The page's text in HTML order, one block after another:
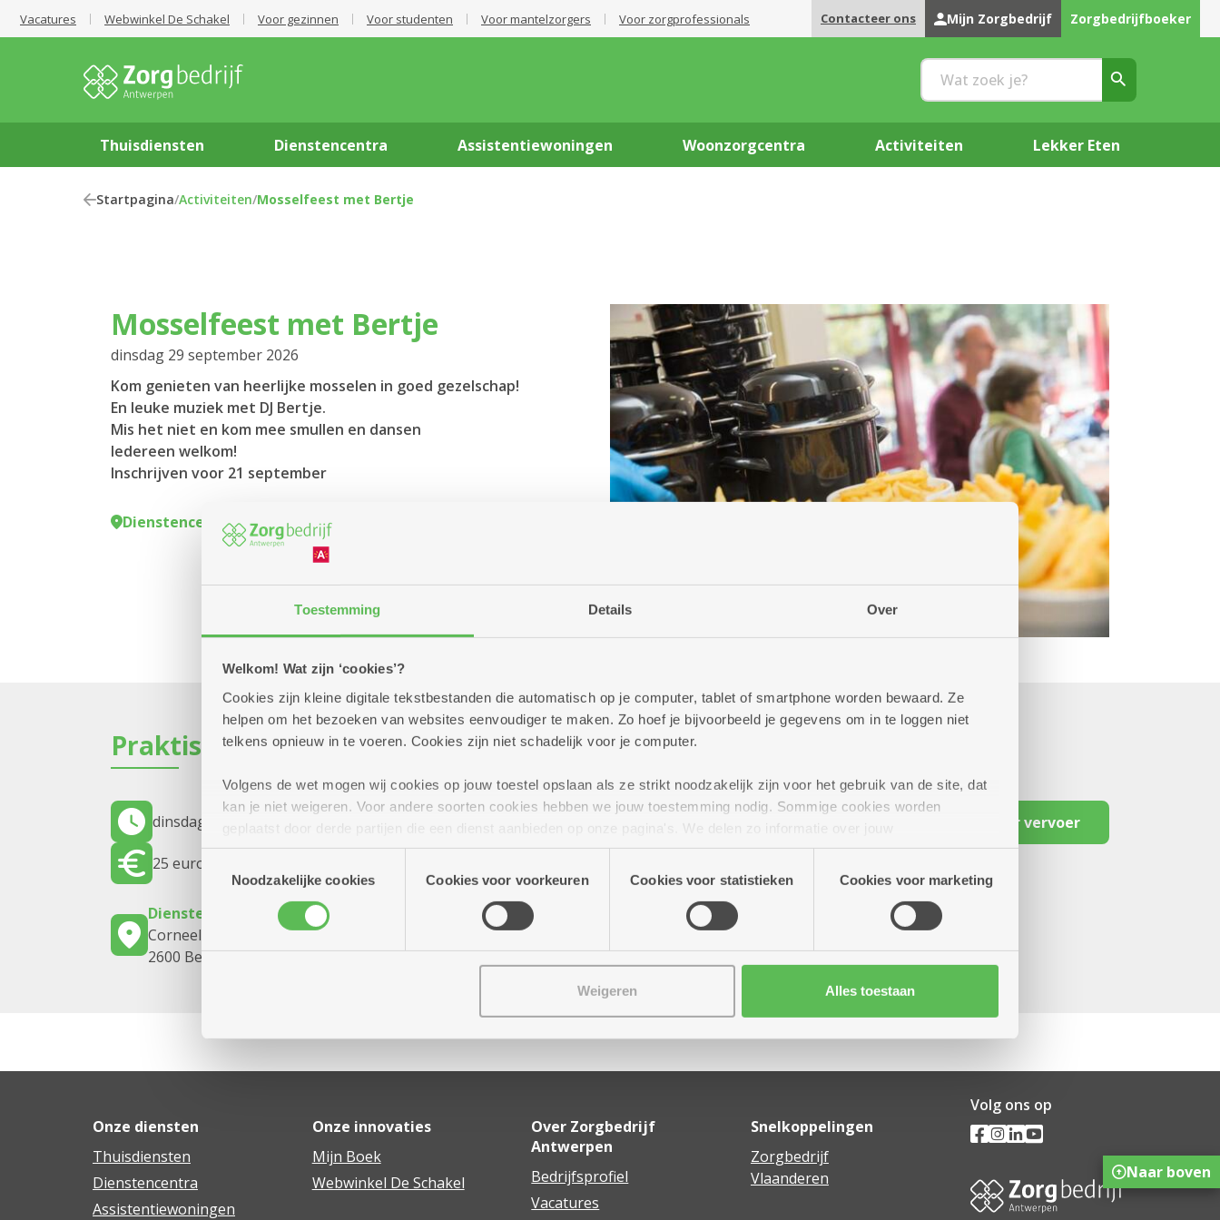
Toestemming Details Over
Welkom! Wat zijn ‘cookies’?
Cookies zijn kleine digitale tekstbestanden die automatisch op je computer, tablet of smartphone worden bewaard. Ze
helpen om het bezoeken van websites eenvoudiger te maken. Zo hoef je bijvoorbeeld je gegevens om in te loggen niet
telkens opnieuw in te voeren. Cookies zijn niet schadelijk voor je computer.
Volgens de wet mogen wij cookies op jouw toestel opslaan als ze strikt noodzakelijk zijn voor het gebruik van de site, dat
kan je niet weigeren. Voor andere soorten cookies hebben we jouw toestemming nodig. Sommige cookies worden
geplaatst door derde partijen die een dienst aanbieden op onze pagina's. We delen zo informatie over jouw
(geanonimiseerd) gebruik van onze site voor social media, advertenties en analyse. Deze partners kunnen deze gegevens
Toestemmingsselectie
Noodzakelijke cookies
Cookies voor voorkeuren Cookies voor statistieken Cookies voor marketing
Weigeren Alles toestaan
Vacatures Webwinkel De Schakel Voor gezinnen Voor studenten Voor mantelzorgers Voor zorgprofessionals Contacteer ons Mijn Zorgbedrijf Zorgbedrijfboeker
Thuisdiensten Dienstencentra Assistentiewoningen Woonzorgcentra Activiteiten Lekker Eten
Startpagina/Activiteiten/Mosselfeest met Bertje
Mosselfeest met Bertje
dinsdag 29 september 2026
Kom genieten van heerlijke mosselen in goed gezelschap!
En leuke muziek met DJ Bertje.
Mis het niet en kom mee smullen en dansen
Iedereen welkom!
Inschrijven voor 21 september
Dienstencentrum De Meere
Praktisch
dinsdag 29 september 2026 12.00 uur tot 13.00 uur
25 euro
Reserveer vervoer
Dienstencentrum De Meere
Corneel van Reethstraat 10
2600 Berchem
Delen
Onze diensten
Thuisdiensten
Dienstencentra
Assistentiewoningen
Onze innovaties
Mijn Boek
Webwinkel De Schakel
Over Zorgbedrijf
Antwerpen
Bedrijfsprofiel
Vacatures
Snelkoppelingen
Zorgbedrijf
Vlaanderen
Volg ons op
Naar boven